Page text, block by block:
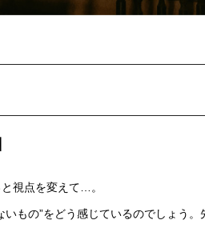
視点を変えて…。
いもの”をどう感じているのでしょう